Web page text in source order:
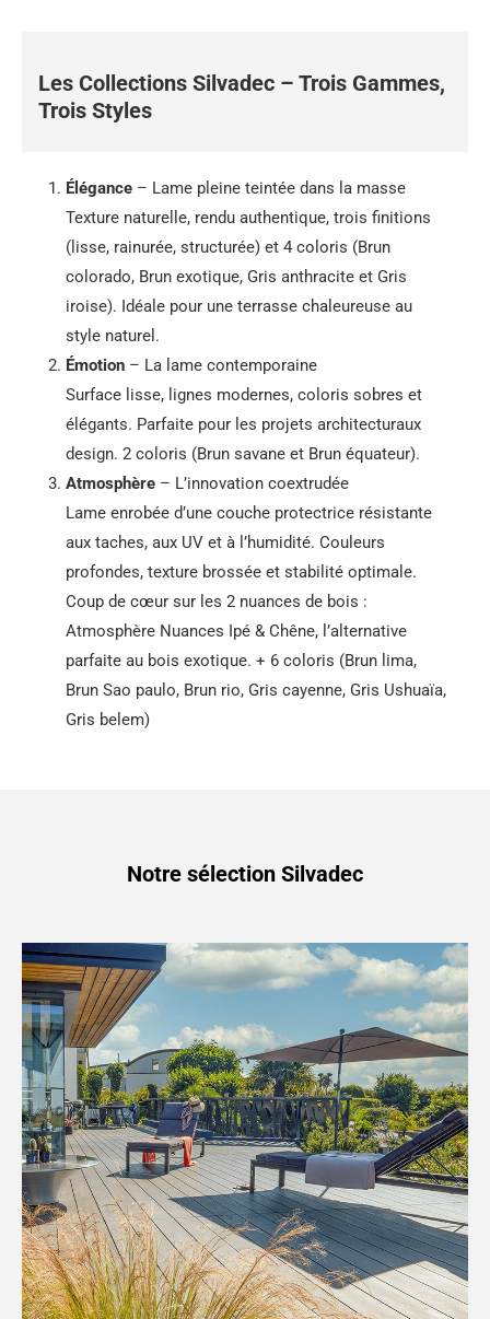
Les Collections Silvadec – Trois Gammes,
Trois Styles
Élégance – Lame pleine teintée dans la masse
Texture naturelle, rendu authentique, trois finitions
(lisse, rainurée, structurée) et 4 coloris (Brun
colorado, Brun exotique, Gris anthracite et Gris
iroise). Idéale pour une terrasse chaleureuse au
style naturel.
Émotion – La lame contemporaine
Surface lisse, lignes modernes, coloris sobres et
élégants. Parfaite pour les projets architecturaux
design. 2 coloris (Brun savane et Brun équateur).
Atmosphère – L’innovation coextrudée
Lame enrobée d’une couche protectrice résistante
aux taches, aux UV et à l’humidité. Couleurs
profondes, texture brossée et stabilité optimale.
Coup de cœur sur les 2 nuances de bois :
Atmosphère Nuances Ipé & Chêne, l’alternative
parfaite au bois exotique. + 6 coloris (Brun lima,
Brun Sao paulo, Brun rio, Gris cayenne, Gris Ushuaïa,
Gris belem)
Notre sélection Silvadec